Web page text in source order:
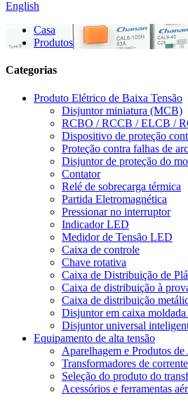
English
Casa
Produtos
Categorias
Produto Elétrico de Baixa Tensão
Disjuntor miniatura (MCB)
RCBO / RCCB / ELCB /
Dispositivo de proteção
Proteção contra falhas de
Disjuntor de proteção do
Contator
Relé de sobrecarga térmica
Partida Eletromagnética
Pressionar no interruptor
Indicador LED
Medidor de Tensão LED
Caixa de controle
Chave rotativa
Caixa de Distribuição de
Caixa de distribuição à
Caixa de distribuição
Disjuntor em caixa
Disjuntor universal
Equipamento de alta tensão
Aparelhagem e Produtos de
Transformadores de
Seleção do produto do
Acessórios e ferramentas